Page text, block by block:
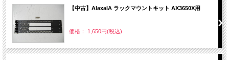
【中古】AlaxalA ラックマウントキット AX3650X用
価格： 1,650円(税込)